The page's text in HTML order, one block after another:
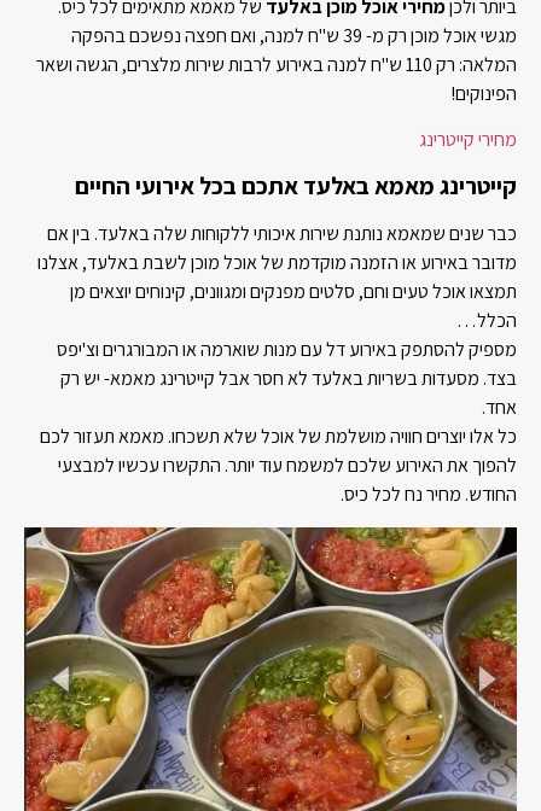
ביותר ולכןמחירי אוכל מוכן באלעד של מאמא מתאימים לכל כיס.
מגשי אוכל מוכן רק מ- 39 ש"ח למנה, ואם חפצה נפשכם בהפקה
המלאה: רק 110 ש"ח למנה באירוע לרבות שירות מלצרים, הגשה ושאר
הפינוקים!
מחירי קייטרינג
קייטרינג מאמא באלעד אתכם בכל אירועי החיים
כבר שנים שמאמא נותנת שירות איכותי ללקוחות שלה באלעד. בין אם
מדובר באירוע או הזמנה מוקדמת של אוכל מוכן לשבת באלעד, אצלנו
תמצאו אוכל טעים וחם, סלטים מפנקים ומגוונים, קינוחים יוצאים מן
הכלל…
מספיק להסתפק באירוע דל עם מנות שוארמה או המבורגרים וצ'יפס
בצד. מסעדות בשריות באלעד לא חסר אבל קייטרינג מאמא- יש רק
אחד.
כל אלו יוצרים חוויה מושלמת של אוכל שלא תשכחו. מאמא תעזור לכם
להפוך את האירוע שלכם למשמח עוד יותר. התקשרו עכשיו למבצעי
החודש. מחיר נח לכל כיס.